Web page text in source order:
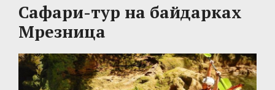
Сафари-тур на байдарках
Мрезница